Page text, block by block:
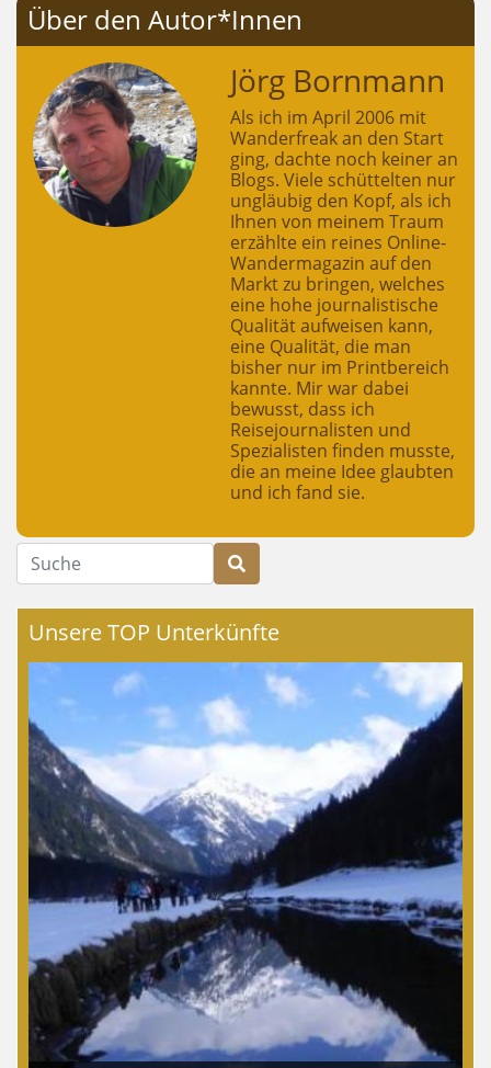
Über den Autor*Innen
Jörg Bornmann
Als ich im April 2006 mit
Wanderfreak an den Start
ging, dachte noch keiner an
Blogs. Viele schüttelten nur
ungläubig den Kopf, als ich
Ihnen von meinem Traum
erzählte ein reines Online-
Wandermagazin auf den
Markt zu bringen, welches
eine hohe journalistische
Qualität aufweisen kann,
eine Qualität, die man
bisher nur im Printbereich
kannte. Mir war dabei
bewusst, dass ich
Reisejournalisten und
Spezialisten finden musste,
die an meine Idee glaubten
und ich fand sie.
Suche
Unsere TOP Unterkünfte